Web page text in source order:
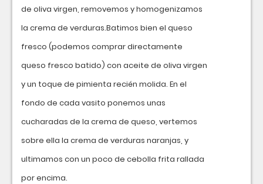
de oliva virgen, removemos y homogenizamos
la crema de verduras.Batimos bien el queso
fresco (podemos comprar directamente
queso fresco batido) con aceite de oliva virgen
y un toque de pimienta recién molida. En el
fondo de cada vasito ponemos unas
cucharadas de la crema de queso, vertemos
sobre ella la crema de verduras naranjas, y
ultimamos con un poco de cebolla frita rallada
por encima.